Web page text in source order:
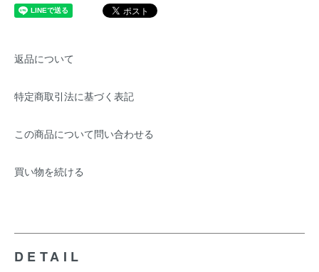
返品について
特定商取引法に基づく表記
この商品について問い合わせる
買い物を続ける
DETAIL